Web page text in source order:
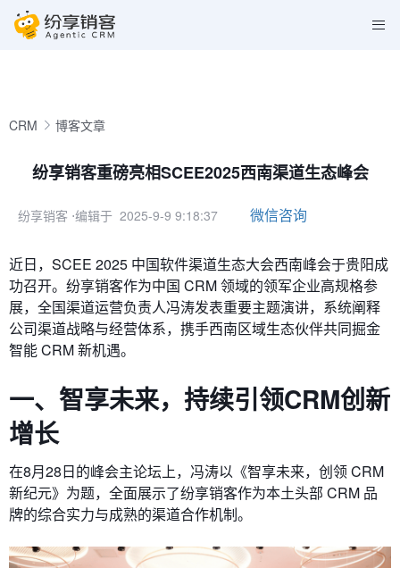
CRM 博客文章
纷享销客重磅亮相SCEE2025西南渠道生态峰会
纷享销客 ⋅编辑于 2025-9-9 9:18:37 微信咨询
近日，SCEE 2025 中国软件渠道生态大会西南峰会于贵阳成
功召开。纷享销客作为中国 CRM 领域的领军企业高规格参
展，全国渠道运营负责人冯涛发表重要主题演讲，系统阐释
公司渠道战略与经营体系，携手西南区域生态伙伴共同掘金
智能 CRM 新机遇。
一、 智享未来， 持续引领CRM创新
增长
在8月28日的峰会主论坛上，冯涛以《智享未来，创领 CRM
新纪元》为题，全面展示了纷享销客作为本土头部 CRM 品
牌的综合实力与成熟的渠道合作机制。